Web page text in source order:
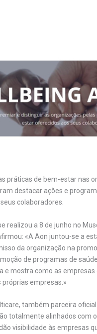
práticas de bem-estar nas
destacar ações e
colaboradores.
realizou a 8 de junho no
«A Aon juntou-se a
da organização na
de programas de
e mostra como as
empresas.»
também parceira
totalmente alinhados com
visibilidade às empresas